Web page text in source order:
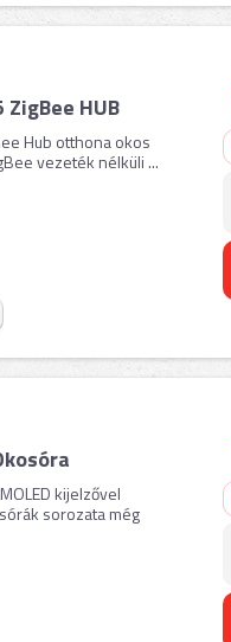
ZigBee HUB
Hub otthona okos
vezeték nélküli ...
kijelzővel
sorozata még